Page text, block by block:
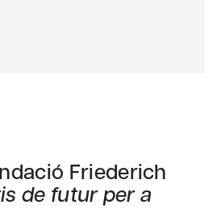
Friederich
de futur per a